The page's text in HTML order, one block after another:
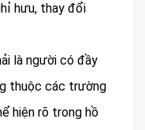
hưu, thay đổi
là người có đầy
thuộc các trường
hiện rõ trong hồ